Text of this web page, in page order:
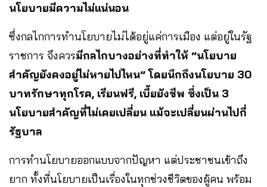
นโยบายมีความไม่แน่นอน
ซึ่งกลไกการทำนโยบายไม่ได้อยู่แค่การเมือง แต่อยู่ในรัฐ
ราชการ จึงควรมีกลไกบางอย่างที่ทำให้ “นโยบาย
สำคัญยังคงอยู่ไม่หายไปไหน” โดยนึกถึงนโยบาย 30
บาทรักษาทุกโรค, เรียนฟรี, เบี้ยยังชีพ ซึ่งเป็น 3
นโยบายสำคัญที่ไม่เคยเปลี่ยน แม้จะเปลี่ยนผ่านไปกี่
รัฐบาล
การทำนโยบายออกแบบจากปัญหา แต่ประชาชนเข้าถึง
ยาก ทั้งที่นโยบายเป็นเรื่องในทุกช่วงชีวิตของผู้คน พร้อม